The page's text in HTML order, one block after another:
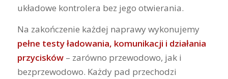
układowe kontrolera bez jego otwierania.
Na zakończenie każdej naprawy wykonujemy
pełne testy ładowania, komunikacji i działania
przycisków– zarówno przewodowo, jak i
bezprzewodowo. Każdy pad przechodzi